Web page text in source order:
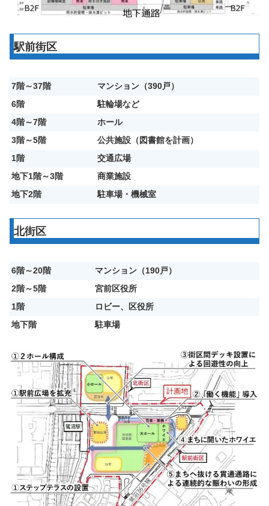
駅前街区
7階～37階
マンション（390戸）
6階
駐輪場など
4階～7階
ホール
3階～5階
公共施設（図書館を計画）
1階
交通広場
地下1階～3階
商業施設
地下2階
駐車場・機械室
北街区
6階～20階
マンション（190戸）
2階～5階
宮前区役所
1階
ロビー、区役所
地下階
駐車場